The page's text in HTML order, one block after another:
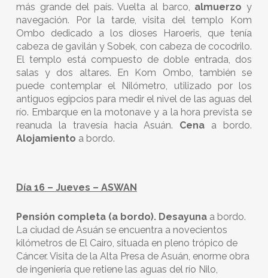
más grande del país. Vuelta al barco, almuerzo y
navegación. Por la tarde, visita del templo Kom
Ombo dedicado a los dioses Haroeris, que tenía
cabeza de gavilán y Sobek, con cabeza de cocodrilo.
El templo está compuesto de doble entrada, dos
salas y dos altares. En Kom Ombo, también se
puede contemplar el Nilómetro, utilizado por los
antiguos egipcios para medir el nivel de las aguas del
río. Embarque en la motonave y a la hora prevista se
reanuda la travesía hacia Asuán. Cena a bordo.
Alojamiento a bordo.
Día 16 – Jueves – ASWAN
Pensión completa (a bordo). Desayunaa bordo.
La ciudad de Asuán se encuentra a novecientos
kilómetros de El Cairo, situada en pleno trópico de
Cáncer. Visita de la Alta Presa de Asuán, enorme obra
de ingeniería que retiene las aguas del río Nilo,